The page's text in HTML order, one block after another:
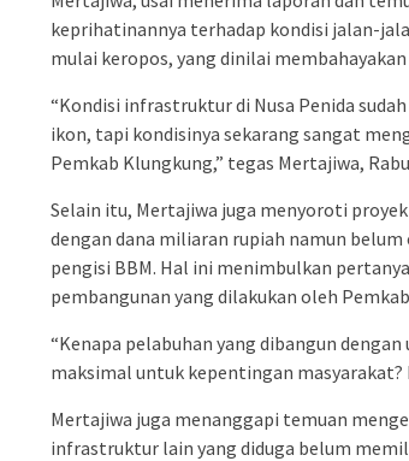
keprihatinannya terhadap kondisi jalan-
mulai keropos, yang dinilai
“Kondisi infrastruktur di Nusa Penida
ikon, tapi kondisinya sekarang sangat
Pemkab Klungkung,” tegas Mertajiwa,
Selain itu, Mertajiwa juga menyoroti
dengan dana miliaran rupiah namun
pengisi BBM. Hal ini menimbulkan
pembangunan yang dilakukan oleh
“Kenapa pelabuhan yang dibangun
maksimal untuk kepentingan masyarakat?
Mertajiwa juga menanggapi temuan
infrastruktur lain yang diduga belum